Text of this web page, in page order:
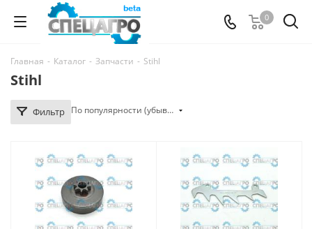
0
Главная - Каталог - Запчасти - Stihl
Stihl
Фильтр По популярности (убывание)